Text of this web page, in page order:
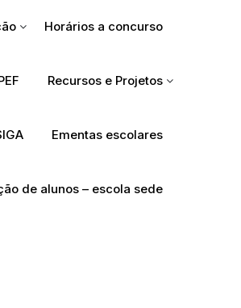
Horários a concurso
Recursos e Projetos
Ementas escolares
de alunos – escola sede